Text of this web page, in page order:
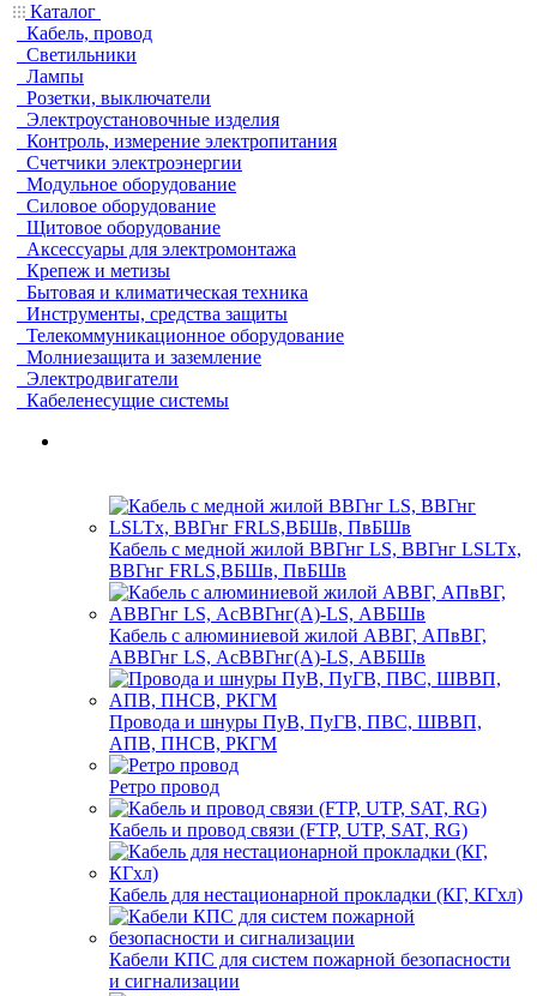
Каталог
Кабель, провод
Светильники
Лампы
Розетки, выключатели
Электроустановочные изделия
Контроль, измерение электропитания
Счетчики электроэнергии
Модульное оборудование
Силовое оборудование
Щитовое оборудование
Аксессуары для электромонтажа
Крепеж и метизы
Бытовая и климатическая техника
Инструменты, средства защиты
Телекоммуникационное оборудование
Молниезащита и заземление
Электродвигатели
Кабеленесущие системы
Кабель с медной жилой ВВГнг LS, ВВГнг LSLTx,
ВВГнг FRLS,ВБШв, ПвБШв
Кабель с алюминиевой жилой АВВГ, АПвВГ,
АВВГнг LS, АсВВГнг(А)-LS, АВБШв
Провода и шнуры ПуВ, ПуГВ, ПВС, ШВВП,
АПВ, ПНСВ, РКГМ
Ретро провод
Кабель и провод связи (FTP, UTP, SAT, RG)
Кабель для нестационарной прокладки (КГ, КГхл)
Кабели КПС для систем пожарной безопасности
и сигнализации